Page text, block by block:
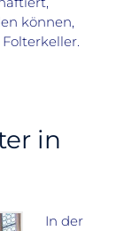
können,
in
In der